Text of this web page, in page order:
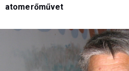
atomerőművet